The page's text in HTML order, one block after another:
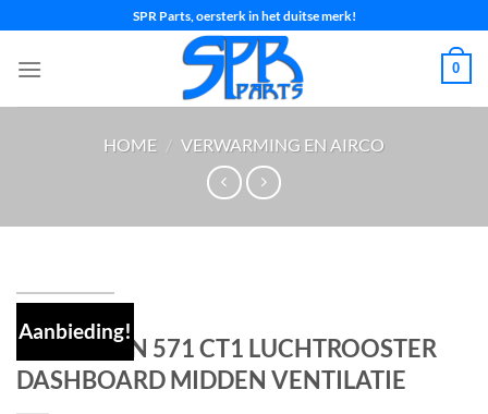
inhoud
SPR Parts, oersterk in het duitse merk!
0
HOME / VERWARMING EN AIRCO
Aanbieding!
Vw TIGUAN 571 CT1 LUCHTROOSTER
DASHBOARD MIDDEN VENTILATIE